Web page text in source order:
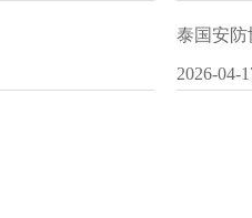
泰国安防
2026-04-